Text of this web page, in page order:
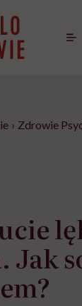
› Zdrowie
Jak